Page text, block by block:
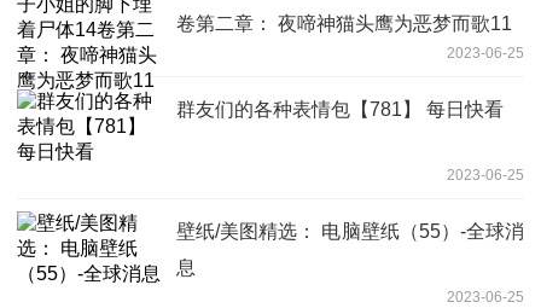
卷第二章： 夜啼神猫头鹰为恶梦而歌11
2023-06-25
群友们的各种表情包【781】 每日快看
2023-06-25
壁纸/美图精选： 电脑壁纸（55）-全球消
息
2023-06-25